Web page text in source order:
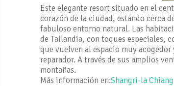
Este elegante resort situado en el
corazón de la ciudad, estando cerca
fabuloso entorno natural. Las
de Tailandia, con toques especiales,
que vuelven al espacio muy
reparador. A través de sus amplios
montañas.
Más información en:Shangri-la